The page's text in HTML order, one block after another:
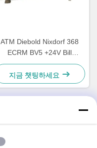
ATM Diebold Nixdorf 368
ECRM BV5 +24V Bill
Acceptor Validator Parts
49238415000A
지금 챗팅하세요